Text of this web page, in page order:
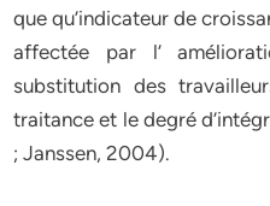
que qu’indicateur de
affectée par l’
substitution des
traitance et le degré
; Janssen, 2004).